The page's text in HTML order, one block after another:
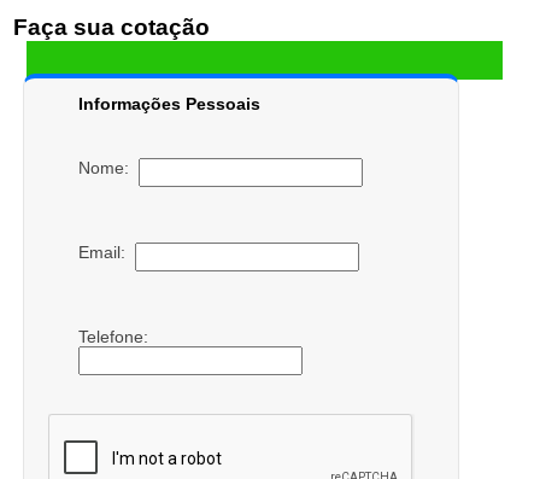
Faça sua cotação
Informações Pessoais
Nome:
Email:
Telefone: